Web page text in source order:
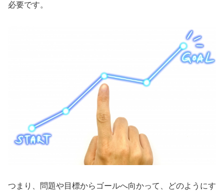
必要です。
つまり、問題や目標からゴールへ向かって、どのようにす